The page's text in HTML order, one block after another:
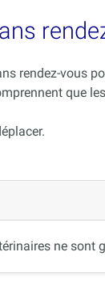
rendez-vous
que
ne sont